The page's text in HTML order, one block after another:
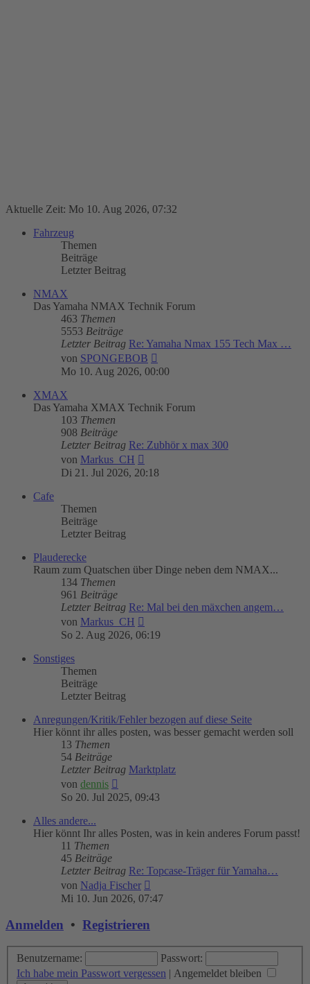
Aktuelle Zeit: Mo 10. Aug 2026, 07:32
Fahrzeug
Themen
Beiträge
Letzter Beitrag
NMAX
Das Yamaha NMAX Technik Forum
463 Themen
5553 Beiträge
Letzter Beitrag Re: Yamaha Nmax 155 Tech Max …
von SPONGEBOB
Beitrag
Mo 10. Aug 2026, 00:00
XMAX
Das Yamaha XMAX Technik Forum
103 Themen
908 Beiträge
Letzter Beitrag Re: Zubhör x max 300
von Markus_CH
Beitrag
Di 21. Jul 2026, 20:18
Cafe
Themen
Beiträge
Letzter Beitrag
Plauderecke
Raum zum Quatschen über Dinge neben dem NMAX...
134 Themen
961 Beiträge
Letzter Beitrag Re: Mal bei den mäxchen angem…
von Markus_CH
Beitrag
So 2. Aug 2026, 06:19
Sonstiges
Themen
Beiträge
Letzter Beitrag
Anregungen/Kritik/Fehler bezogen auf diese Seite
Hier könnt ihr alles posten, was besser gemacht werden soll
13 Themen
54 Beiträge
Letzter Beitrag Marktplatz
von dennis
Beitrag
So 20. Jul 2025, 09:43
Alles andere...
Hier könnt Ihr alles Posten, was in kein anderes Forum passt!
11 Themen
45 Beiträge
Letzter Beitrag Re: Topcase-Träger für Yamaha…
von Nadja Fischer
Beitrag
Mi 10. Jun 2026, 07:47
Anmelden • Registrieren
Benutzername:
Passwort:
Ich habe mein Passwort vergessen | Angemeldet bleiben